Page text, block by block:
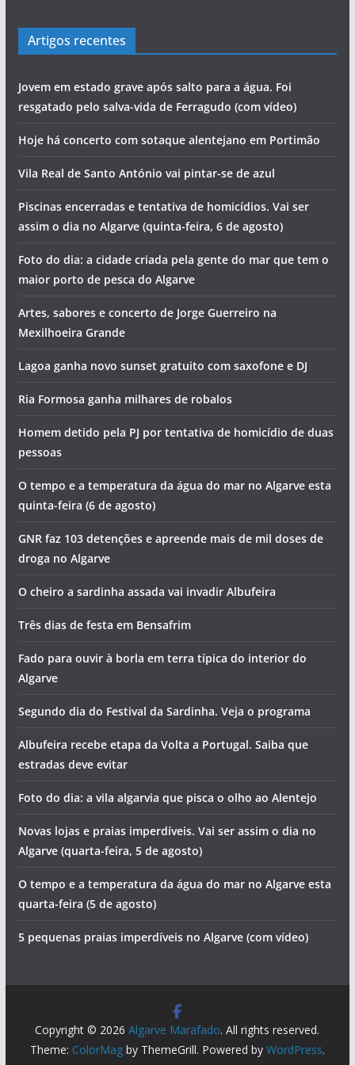
Artigos recentes
Jovem em estado grave após salto para a água. Foi
resgatado pelo salva-vida de Ferragudo (com vídeo)
Hoje há concerto com sotaque alentejano em Portimão
Vila Real de Santo António vai pintar-se de azul
Piscinas encerradas e tentativa de homicídios. Vai ser
assim o dia no Algarve (quinta-feira, 6 de agosto)
Foto do dia: a cidade criada pela gente do mar que tem o
maior porto de pesca do Algarve
Artes, sabores e concerto de Jorge Guerreiro na
Mexilhoeira Grande
Lagoa ganha novo sunset gratuito com saxofone e DJ
Ria Formosa ganha milhares de robalos
Homem detido pela PJ por tentativa de homicídio de duas
pessoas
O tempo e a temperatura da água do mar no Algarve esta
quinta-feira (6 de agosto)
GNR faz 103 detenções e apreende mais de mil doses de
droga no Algarve
O cheiro a sardinha assada vai invadir Albufeira
Três dias de festa em Bensafrim
Fado para ouvir à borla em terra típica do interior do
Algarve
Segundo dia do Festival da Sardinha. Veja o programa
Albufeira recebe etapa da Volta a Portugal. Saiba que
estradas deve evitar
Foto do dia: a vila algarvia que pisca o olho ao Alentejo
Novas lojas e praias imperdíveis. Vai ser assim o dia no
Algarve (quarta-feira, 5 de agosto)
O tempo e a temperatura da água do mar no Algarve esta
quarta-feira (5 de agosto)
5 pequenas praias imperdíveis no Algarve (com vídeo)
Copyright © 2026Algarve Marafado. All rights reserved.
Theme: ColorMagby ThemeGrill. Powered by WordPress.